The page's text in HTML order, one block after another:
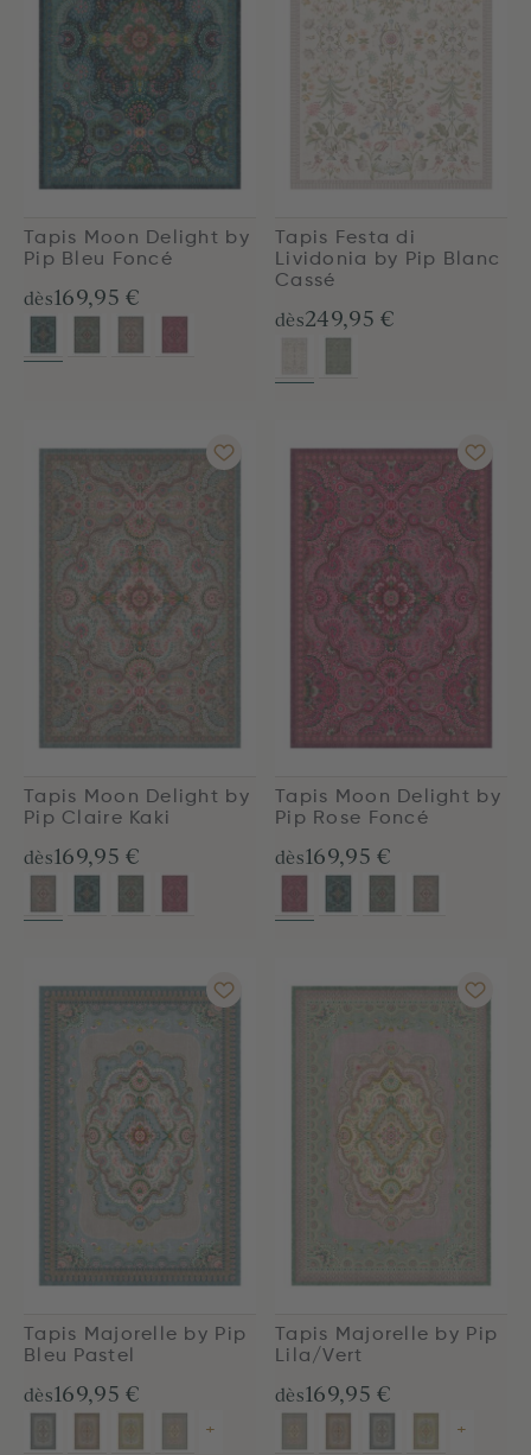
Tapis Moon Delight by
Pip Bleu Foncé
dès169,95 €
Tapis Festa di
Lividonia by Pip Blanc
Cassé
dès249,95 €
Tapis Moon Delight by
Pip Claire Kaki
dès169,95 €
Tapis Moon Delight by
Pip Rose Foncé
dès169,95 €
Tapis Majorelle by Pip
Bleu Pastel
dès169,95 €
+
Tapis Majorelle by Pip
Lila/Vert
dès169,95 €
+